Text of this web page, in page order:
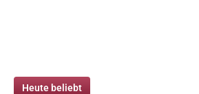
Heute beliebt